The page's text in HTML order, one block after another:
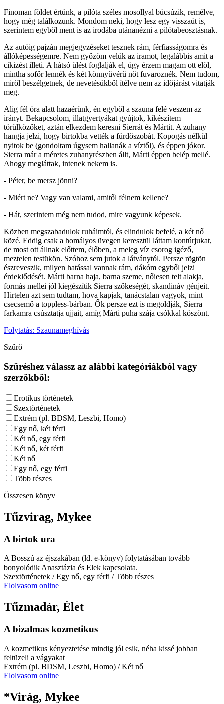
Finoman földet értünk, a pilóta széles mosollyal búcsúzik, remélve,
hogy még találkozunk. Mondom neki, hogy lesz egy visszaút is,
szerintem egyből ment is az irodába utánanézni a pilótabeosztásnak.
Az autóig pajzán megjegyzéseket tesznek rám, férfiasságomra és
állóképességemre. Nem győzöm velük az iramot, legalábbis amit a
cikizést illeti. A hátsó ülést foglalják el, úgy érzem magam ott elöl,
mintha sofőr lennék és két könnyűvérű nőt fuvaroznék. Nem tudom,
miről beszélgetnek, de nevetésükből ítélve nem az időjárást vitatják
meg.
Alig fél óra alatt hazaérünk, én egyből a szauna felé veszem az
irányt. Bekapcsolom, illatgyertyákat gyújtok, kikészítem
törülközőket, aztán elkezdem keresni Sierrát és Mártit. A zuhany
hangja jelzi, hogy birtokba vették a fürdőszobát. Kopogás nélkül
nyitok be (gondoltam úgysem hallanák a víztől), és éppen jókor.
Sierra már a méretes zuhanyrészben állt, Márti éppen belép mellé.
Ahogy megláttak, intenek nekem is.
- Péter, be mersz jönni?
- Miért ne? Vagy van valami, amitől félnem kellene?
- Hát, szerintem még nem tudod, mire vagyunk képesek.
Közben megszabadulok ruháimtól, és elindulok befelé, a két nő
közé. Eddig csak a homályos üvegen keresztül láttam kontúrjukat,
de most ott állnak előttem, élőben, a meleg víz csorog igéző,
meztelen testükön. Szóhoz sem jutok a látványtól. Persze rögtön
észreveszik, milyen hatással vannak rám, dákóm egyből jelzi
érdeklődését. Márti barna haja, barna szeme, nőiesen telt alakja,
formás mellei jól kiegészítik Sierra szőkeségét, skandináv génjeit.
Hirtelen azt sem tudtam, hova kapjak, tanácstalan vagyok, mint
csecsemő a toppless-bárban. Ők persze ezt is megoldják, Sierra
farkamra csúsztatja ujjait, amíg Márti puha szája csókkal köszönt.
Folytatás: Szaunameghívás
Szűrő
Szűréshez válassz az alábbi kategóriákból vagy
szerzőkből:
Erotikus történetek
Szextörténetek
Extrém (pl. BDSM, Leszbi, Homo)
Egy nő, két férfi
Két nő, egy férfi
Két nő, két férfi
Két nő
Egy nő, egy férfi
Több részes
Összesen könyv
Tűzvirag, Mykee
A birtok ura
A Bosszú az éjszakában (ld. e-könyv) folytatásában tovább
bonyolódik Anasztázia és Elek kapcsolata.
Szextörténetek / Egy nő, egy férfi / Több részes
Elolvasom online
Tűzmadár, Élet
A bizalmas kozmetikus
A kozmetikus kényeztetése mindig jól esik, néha kissé jobban
feltüzeli a vágyakat
Extrém (pl. BDSM, Leszbi, Homo) / Két nő
Elolvasom online
*Virág, Mykee